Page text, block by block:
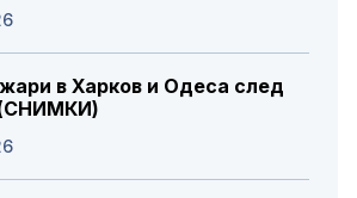
в Харков и Одеса след
(СНИМКИ)